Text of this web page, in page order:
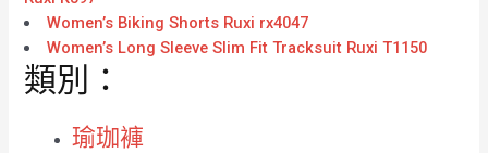
Women’s Biking Shorts Ruxi rx4047
Women’s Long Sleeve Slim Fit Tracksuit Ruxi T1150
類別：
瑜珈褲